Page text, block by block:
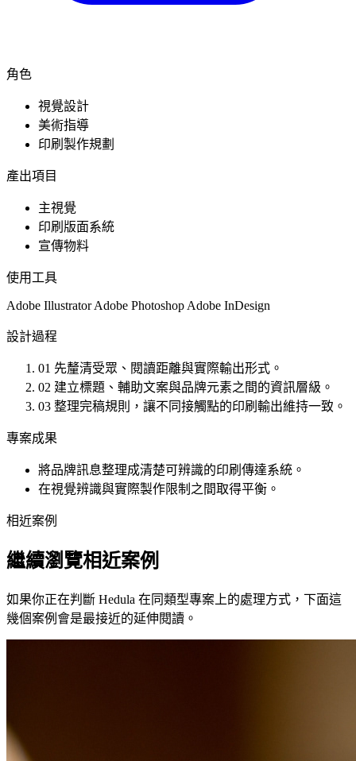
角色
視覺設計
美術指導
印刷製作規劃
產出項目
主視覺
印刷版面系統
宣傳物料
使用工具
Adobe IllustratorAdobe Photoshop Adobe InDesign
設計過程
01 先釐清受眾、閱讀距離與實際輸出形式。
02 建立標題、輔助文案與品牌元素之間的資訊層級。
03 整理完稿規則，讓不同接觸點的印刷輸出維持一致。
專案成果
將品牌訊息整理成清楚可辨識的印刷傳達系統。
在視覺辨識與實際製作限制之間取得平衡。
相近案例
繼續瀏覽相近案例
如果你正在判斷 Hedula 在同類型專案上的處理方式，下面這
幾個案例會是最接近的延伸閱讀。